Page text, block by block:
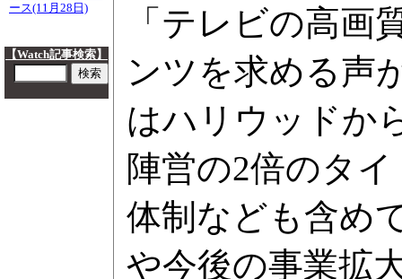
ース(11月28日)
【Watch記事検索】
「テレビの高画
ンツを求める声
はハリウッドか
陣営の2倍のタ
体制なども含め
や今後の事業拡